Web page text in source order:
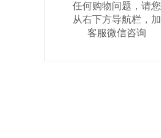
任何购物问题，请您
从右下方导航栏，加
客服微信咨询